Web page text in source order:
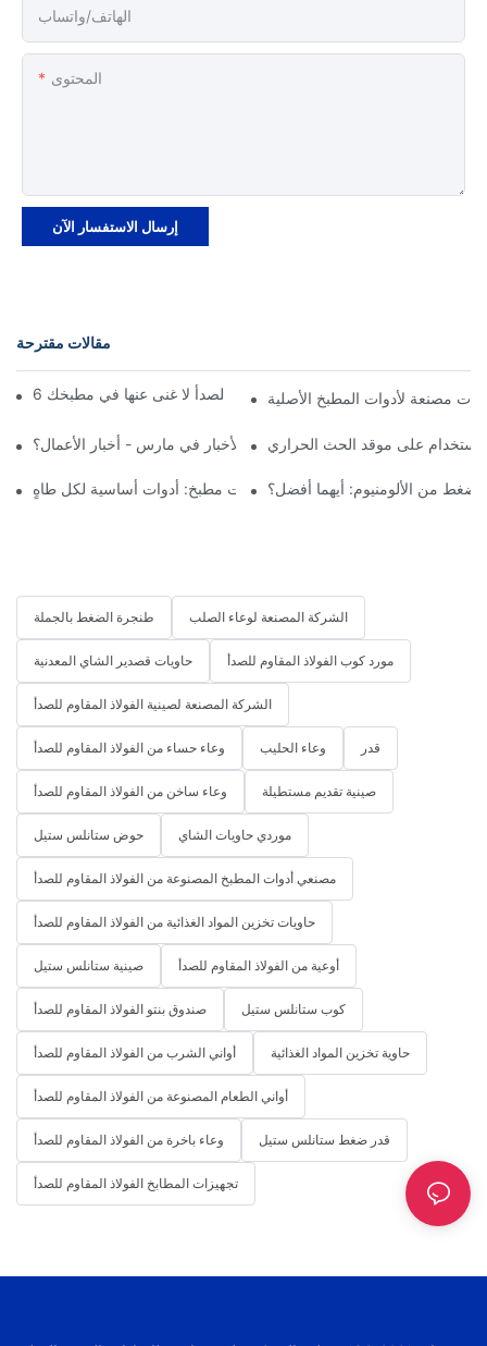
الهاتف/واتساب
المحتوى
إرسال الاستفسار الآن
مقالات مقترحة
6 أدوات مطبخ من الفولاذ المقاوم للصدأ لا غنى عنها في مطبخك
ما هي قواعد الأخبار في مارس - أخبار الأعمال؟ | ZHENNENG
للاستخدام على موقد الحث الحراري
أفضل 5 أدوات مطبخ: أدوات أساسية لكل طاهٍ
من الألومنيوم: أيهما أفضل؟
طنجرة الضغط بالجملة الشركة المصنعة لوعاء الصلب
حاويات قصدير الشاي المعدنية مورد كوب الفولاذ المقاوم للصدأ
الشركة المصنعة لصينية الفولاذ المقاوم للصدأ
وعاء حساء من الفولاذ المقاوم للصدأ وعاء الحليب قدر
وعاء ساخن من الفولاذ المقاوم للصدأ صينية تقديم مستطيلة
حوض ستانلس ستيل موردي حاويات الشاي
مصنعي أدوات المطبخ المصنوعة من الفولاذ المقاوم للصدأ
حاويات تخزين المواد الغذائية من الفولاذ المقاوم للصدأ
صينية ستانلس ستيل أوعية من الفولاذ المقاوم للصدأ
صندوق بنتو الفولاذ المقاوم للصدأ كوب ستانلس ستيل
أواني الشرب من الفولاذ المقاوم للصدأ حاوية تخزين المواد الغذائية
أواني الطعام المصنوعة من الفولاذ المقاوم للصدأ
وعاء باخرة من الفولاذ المقاوم للصدأ قدر ضغط ستانلس ستيل
تجهيزات المطابخ الفولاذ المقاوم للصدأ